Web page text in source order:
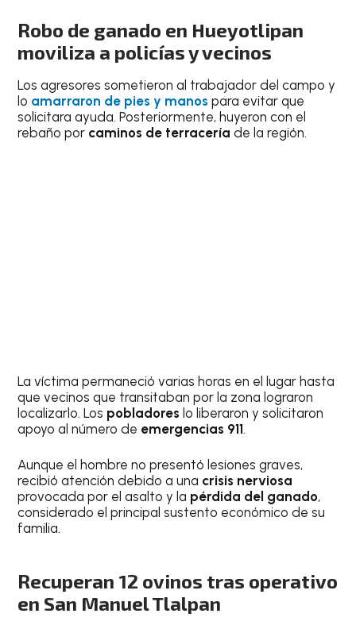
Robo de ganado en Hueyotlipan
moviliza a policías y vecinos
Los agresores sometieron al trabajador del campo y
lo amarraron de pies y manos para evitar que
solicitara ayuda. Posteriormente, huyeron con el
rebaño por caminos de terracería de la región.
La víctima permaneció varias horas en el lugar hasta
que vecinos que transitaban por la zona lograron
localizarlo. Los pobladores lo liberaron y solicitaron
apoyo al número de emergencias 911.
Aunque el hombre no presentó lesiones graves,
recibió atención debido a una crisis nerviosa
provocada por el asalto y la pérdida del ganado,
considerado el principal sustento económico de su
familia.
Recuperan 12 ovinos tras operativo
en San Manuel Tlalpan